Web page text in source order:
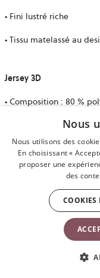
• Fini lustré riche
• Tissu matelassé au
Jersey 3D
• Composition : 80 %
• Sensation douce et
• Extensible,
Mesh/Mesh 3D
• Composition : 100 %
• Ultra doux et extensible
• Haute technologie,
Nous
Nous utilisons des
En choisissant «
proposer une
des
COOKIES